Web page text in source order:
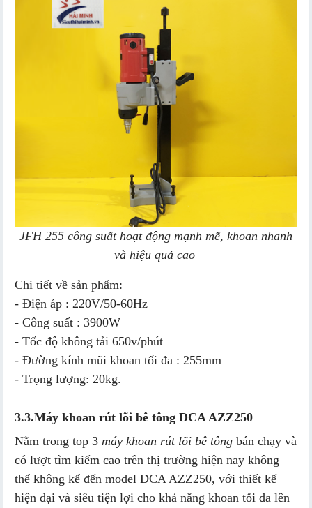
JFH 255 công suất hoạt động mạnh mẽ, khoan nhanh
và hiệu quả cao
Chi tiết về sản phẩm:
- Điện áp : 220V/50-60Hz
- Công suất : 3900W
- Tốc độ không tải 650v/phút
- Đường kính mũi khoan tối đa : 255mm
- Trọng lượng: 20kg.
3.3.Máy khoan rút lõi bê tông DCA AZZ250
Nằm trong top 3 máy khoan rút lõi bê tông bán chạy và
có lượt tìm kiếm cao trên thị trường hiện nay không
thể không kể đến model DCA AZZ250, với thiết kế
hiện đại và siêu tiện lợi cho khả năng khoan tối đa lên